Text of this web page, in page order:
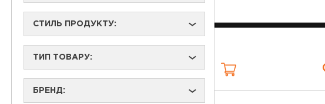
СТИЛЬ ПРОДУКТУ: ›
ТИП ТОВАРУ: ›
БРЕНД: ›